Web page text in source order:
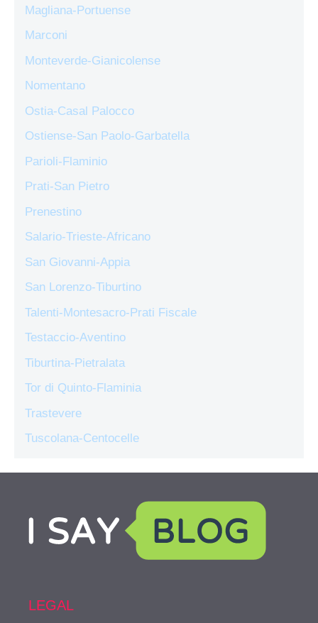
Magliana-Portuense
Marconi
Monteverde-Gianicolense
Nomentano
Ostia-Casal Palocco
Ostiense-San Paolo-Garbatella
Parioli-Flaminio
Prati-San Pietro
Prenestino
Salario-Trieste-Africano
San Giovanni-Appia
San Lorenzo-Tiburtino
Talenti-Montesacro-Prati Fiscale
Testaccio-Aventino
Tiburtina-Pietralata
Tor di Quinto-Flaminia
Trastevere
Tuscolana-Centocelle
LEGAL